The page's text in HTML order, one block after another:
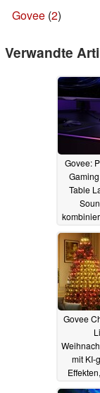
Govee (2)
Verwandte
Govee:
Table
Govee
mit KI-